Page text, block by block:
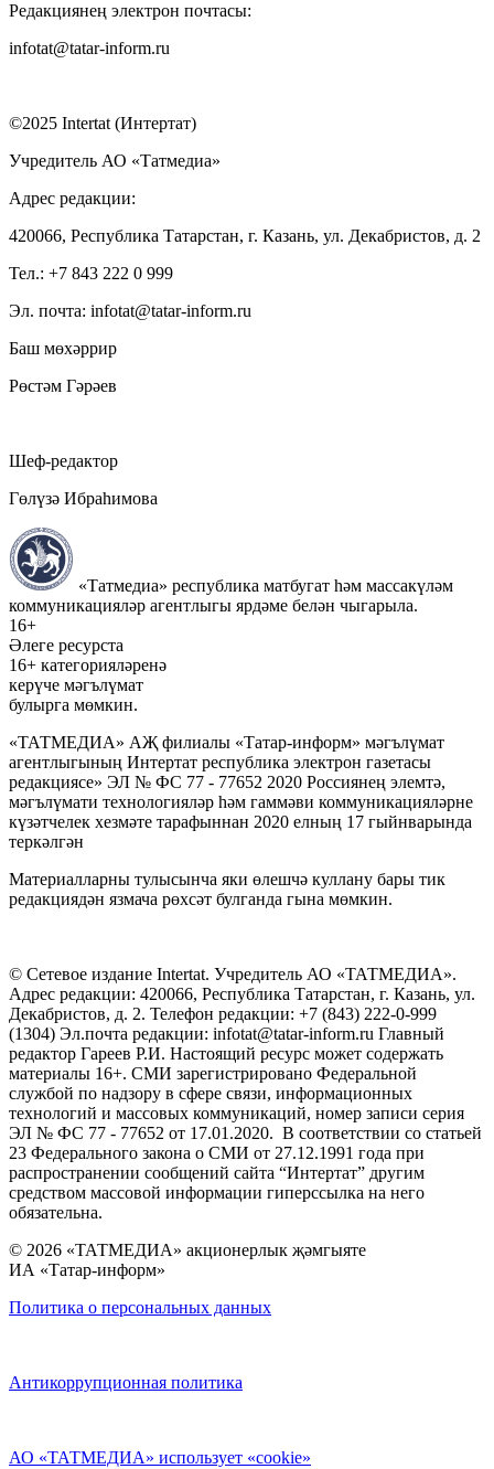
Редакциянең электрон почтасы:
infotat@tatar-inform.ru
©2025 Intertat (Интертат)
Учредитель АО «Татмедиа»
Адрес редакции:
420066, Республика Татарстан, г. Казань, ул. Декабристов, д. 2
Тел.: +7 843 222 0 999
Эл. почта: infotat@tatar-inform.ru
Баш мөхәррир
Рөстәм Гәрәев
Шеф-редактор
Гөлүзә Ибраһимова
«Татмедиа» республика матбугат һәм массакүләм
коммуникацияләр агентлыгы ярдәме белән чыгарыла.
16+
Әлеге ресурста
16+ категорияләренә
керүче мәгълүмат
булырга мөмкин.
«ТАТМЕДИА» АҖ филиалы «Татар-информ» мәгълүмат
агентлыгының Интертат республика электрон газетасы
редакциясе» ЭЛ № ФС 77 - 77652 2020 Россиянең элемтә,
мәгълүмати технологияләр һәм гаммәви коммуникацияләрне
күзәтчелек хезмәте тарафыннан 2020 елның 17 гыйнварында
теркәлгән
Материалларны тулысынча яки өлешчә куллану бары тик
редакциядән язмача рөхсәт булганда гына мөмкин.
© Сетевое издание Intertat. Учредитель АО «ТАТМЕДИА».
Адрес редакции: 420066, Республика Татарстан, г. Казань, ул.
Декабристов, д. 2. Телефон редакции: +7 (843) 222-0-999
(1304) Эл.почта редакции: infotat@tatar-inform.ru Главный
редактор Гареев Р.И. Настоящий ресурс может содержать
материалы 16+. СМИ зарегистрировано Федеральной
службой по надзору в сфере связи, информационных
технологий и массовых коммуникаций, номер записи серия
ЭЛ № ФС 77 - 77652 от 17.01.2020. В соответствии со статьей
23 Федерального закона о СМИ от 27.12.1991 года при
распространении сообщений сайта “Интертат” другим
средством массовой информации гиперссылка на него
обязательна.
© 2026 «ТАТМЕДИА» акционерлык җәмгыяте
ИА «Татар-информ»
Политика о персональных данных
Антикоррупционная политика
АО «ТАТМЕДИА» использует «cookie»